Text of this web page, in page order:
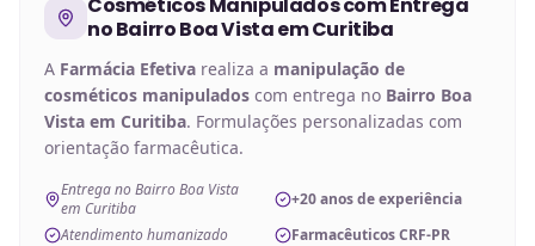
noBairro Boa Vista em Curitiba
A Farmácia Efetiva realiza a manipulação de
cosméticos manipulados com entrega no Bairro Boa
Vista em Curitiba. Formulações personalizadas com
orientação farmacêutica.
Entrega no Bairro Boa Vista
em Curitiba
+20 anos de experiência
Atendimento humanizado
Farmacêuticos CRF-PR